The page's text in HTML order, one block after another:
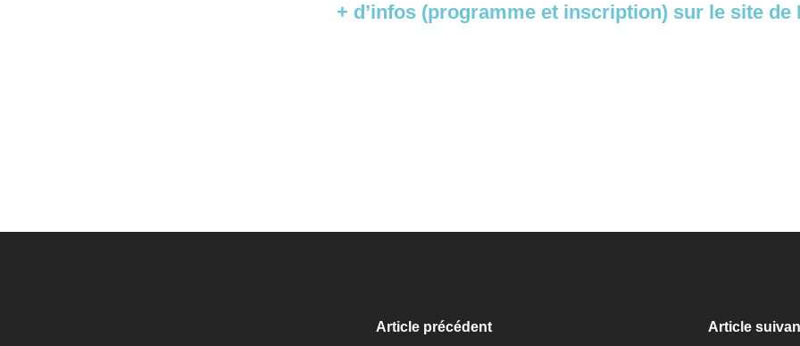
+ d’infos (programme et inscription) sur le site de
Article précédent Article